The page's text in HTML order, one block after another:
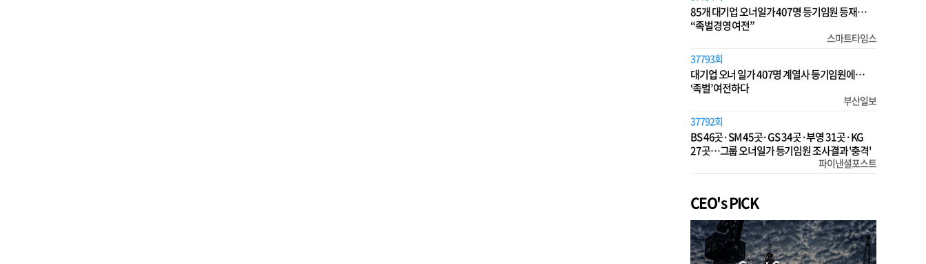
85개 대기업 오너일가 407명 등기임원 등재…
“족벌경영 여전”
스마트타임스
37793회
대기업 오너 일가 407명 계열사 등기임원에…
‘족벌’ 여전하다
부산일보
37792회
BS 46곳·SM 45곳·GS 34곳·부영 31곳·KG
27곳…그룹 오너일가 등기임원 조사결과 '충격'
파이낸셜포스트
CEO's PICK